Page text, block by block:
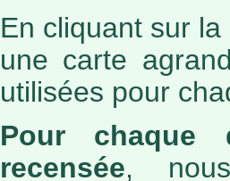
En cliquant sur
une carte
utilisées pour
Pour chaque
recensée,